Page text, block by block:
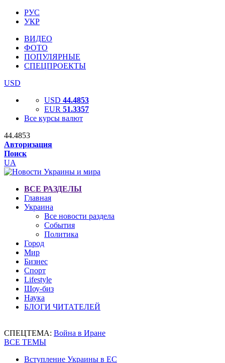
РУС
УКР
ВИДЕО
ФОТО
ПОПУЛЯРНЫЕ
СПЕЦПРОЕКТЫ
USD
USD 44.4853
EUR 51.3357
Все курсы валют
44.4853
Авторизация
Поиск
UA
ВСЕ РАЗДЕЛЫ
Главная
Украина
Все новости раздела
События
Политика
Город
Мир
Бизнес
Спорт
Lifestyle
Шоу-биз
Наука
БЛОГИ ЧИТАТЕЛЕЙ
СПЕЦТЕМА: Война в Иране
ВСЕ ТЕМЫ
Вступление Украины в ЕС